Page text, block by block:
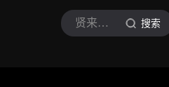
贤来侃剧B 搜索